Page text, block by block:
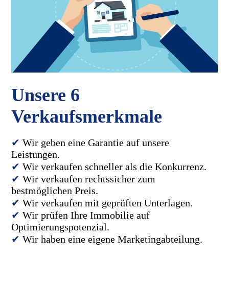
Unsere 6
Verkaufsmerkmale
✔ Wir geben eine Garantie auf unsere
Leistungen.
✔ Wir verkaufen schneller als die Konkurrenz.
✔ Wir verkaufen rechtssicher zum
bestmöglichen Preis.
✔ Wir verkaufen mit geprüften Unterlagen.
✔ Wir prüfen Ihre Immobilie auf
Optimierungspotenzial.
✔ Wir haben eine eigene Marketingabteilung.